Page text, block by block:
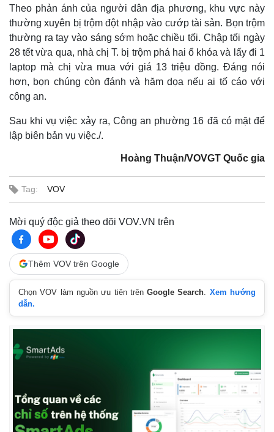
Thế giới
Quan sát
Cuộc sống đó đây
Hồ sơ
Video
Infographic
Theo phản ánh của người dân địa phương, khu vực này
thường xuyên bị trộm đột nhập vào cướp tài sản. Bọn trộm
thường ra tay vào sáng sớm hoặc chiều tối. Chập tối ngày
28 tết vừa qua, nhà chị T. bị trộm phá hai ổ khóa và lấy đi 1
laptop mà chị vừa mua với giá 13 triệu đồng. Đáng nói
hơn, bọn chúng còn đánh và hăm dọa nếu ai tố cáo với
công an.
Sau khi vụ việc xảy ra, Công an phường 16 đã có mặt để
lập biên bản vụ việc./.
Hoàng Thuận/VOVGT Quốc gia
Tag: VOV
Mời quý độc giả theo dõi VOV.VN trên
Thêm VOV trên Google
Chọn VOV làm nguồn ưu tiên trênGoogle Search
Xem hướng
dẫn.